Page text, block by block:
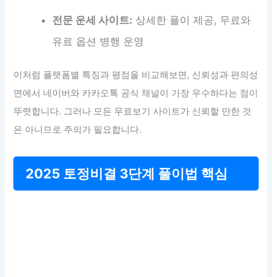
전문 운세 사이트: 상세한 풀이 제공, 무료와
유료 옵션 병행 운영
이처럼 플랫폼별 특징과 평점을 비교해보면, 신뢰성과 편의성
면에서 네이버와 카카오톡 공식 채널이 가장 우수하다는 점이
뚜렷합니다. 그러나 모든 무료보기 사이트가 신뢰할 만한 것
은 아니므로 주의가 필요합니다.
2025 토정비결 3단계 풀이법 핵심